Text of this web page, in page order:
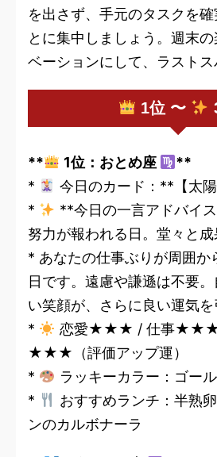
を出さず、手元のタスクを
とに集中しましょう。週末
ベーションにして、ラストス
1位 〜
** 1位：おとめ座
**
*
今日のカード：**【太
*
**今日の一言アドバイ
努力が報われる日。堂々と成
* あなたの仕事ぶりが周囲か
日です。遠慮や謙遜は不要
い笑顔が、さらに良い運気を
*
恋愛★★★ / 仕事★★★
★★★（評価アップ運）
*
ラッキーカラー：ゴー
*
おすすめランチ：半熟
ンのカルボナーラ